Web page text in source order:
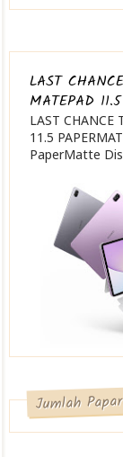
LAST
MATEPAD
LAST CHANCE
11.5
PaperMatte
Jumlah